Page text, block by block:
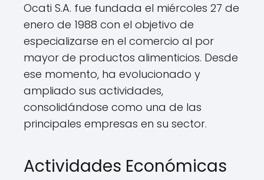
Ocati S.A. fue fundada el miércoles 27 de
enero de 1988 con el objetivo de
especializarse en el comercio al por
mayor de productos alimenticios. Desde
ese momento, ha evolucionado y
ampliado sus actividades,
consolidándose como una de las
principales empresas en su sector.
Actividades Económicas